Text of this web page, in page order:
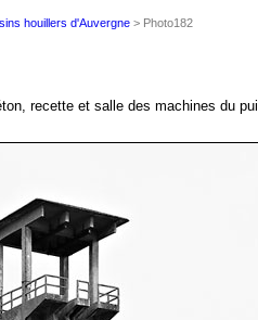
houillers d'Auvergne > Photo182
recette et salle des machines du